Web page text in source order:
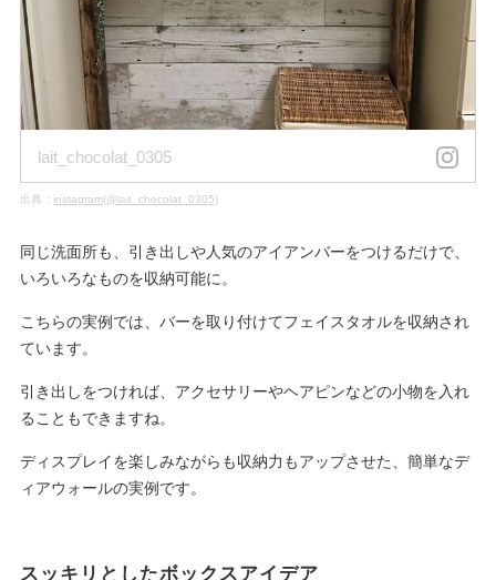
lait_chocolat_0305
出典： instagram(@lait_chocolat_0305)
同じ洗面所も、引き出しや人気のアイアンバーをつけるだけで、
いろいろなものを収納可能に。
こちらの実例では、バーを取り付けてフェイスタオルを収納され
ています。
引き出しをつければ、アクセサリーやヘアピンなどの小物を入れ
ることもできますね。
ディスプレイを楽しみながらも収納力もアップさせた、簡単なデ
ィアウォールの実例です。
スッキリとしたボックスアイデア